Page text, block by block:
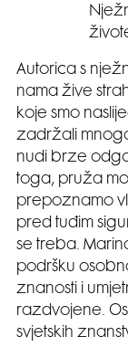
Autorica s
nama žive
koje smo
zadržali
nudi brze
toga, pruža
prepoznamo
pred tuđim
se treba.
podršku
znanosti i
razdvojene.
svjetskih